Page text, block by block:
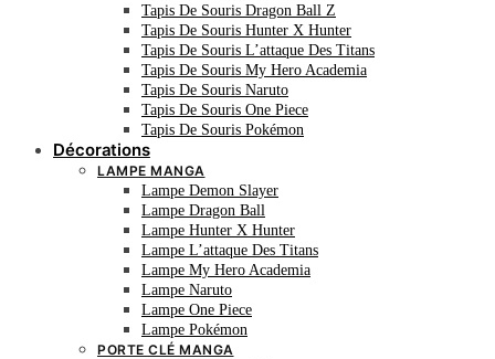
Tapis De Souris Dragon Ball Z
Tapis De Souris Hunter X Hunter
Tapis De Souris L’attaque Des Titans
Tapis De Souris My Hero Academia
Tapis De Souris Naruto
Tapis De Souris One Piece
Tapis De Souris Pokémon
Décorations
LAMPE MANGA
Lampe Demon Slayer
Lampe Dragon Ball
Lampe Hunter X Hunter
Lampe L’attaque Des Titans
Lampe My Hero Academia
Lampe Naruto
Lampe One Piece
Lampe Pokémon
PORTE CLÉ MANGA